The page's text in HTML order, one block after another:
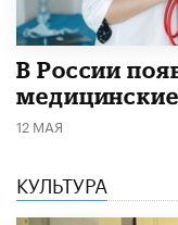
В России
12 МАЯ
КУЛЬТУРА